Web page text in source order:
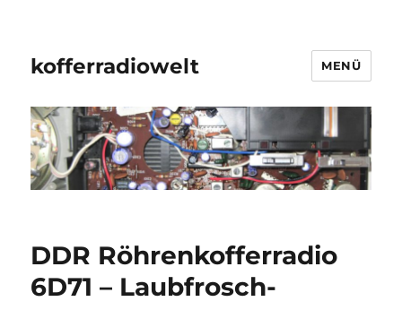
kofferradiowelt MENÜ
DDR Röhrenkofferradio
6D71 – Laubfrosch-